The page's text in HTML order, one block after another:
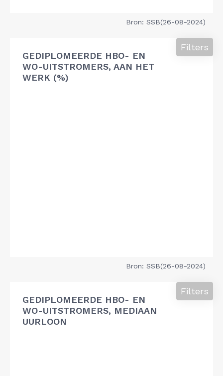
Bron: SSB(26-08-2024)
GEDIPLOMEERDE HBO- EN
WO-UITSTROMERS, AAN HET
WERK (%)
Filters
Bron: SSB(26-08-2024)
GEDIPLOMEERDE HBO- EN
WO-UITSTROMERS, MEDIAAN
UURLOON
Filters